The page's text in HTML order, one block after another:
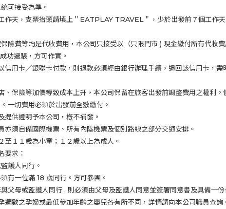
可接受為準。
作天，支票抬頭請填上＂EATPLAY TRAVEL＂，少於出發前７個工作
險費等均是代收費用，本公司只接受以（只限門市 ) 現金繳付所有代收費
功過賬，方可作實。
信用卡／銀聯卡付款，則退款必須經由銀行辦理手續，退回該信用卡，
、保險等加價導致成本上升，本公司保留在旅客出發前調整費用之權利
一切費用必須於出發前全數繳付。
供證明予本公司，槪不補發。
亦須自備國際機票、所有內陸機票及個別路線之部分交通安排。
１１歲為小童；１２歲以上為成人。
要求：
護人同行。
有一位滿 18 歲同行。方可參團。
父母或監護人同行 , 則必須由父母及監護人同意並簽署同意書及具備一份
週數之孕婦或最低參加年齡之嬰兒各有所不同，詳情請向本公司職員查詢